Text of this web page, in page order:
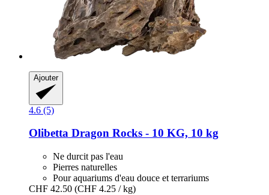
Ajouter
4.6 (5)
Olibetta Dragon Rocks -​ 10 KG, 10 kg
Ne durcit pas l'eau
Pierres naturelles
Pour aquariums d'eau douce et terrariums
CHF 42.50 (CHF 4.25 / kg)